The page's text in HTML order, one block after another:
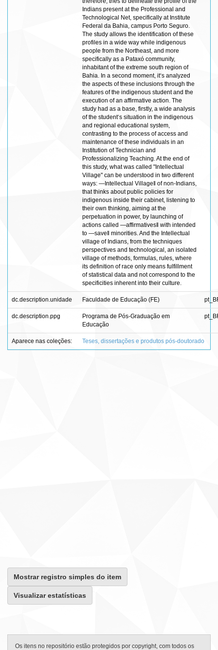
Indians present at the Professional and
Technological Net, specifically at Institute
Federal da Bahia, campus Porto Seguro.
The study allows the identification of these
profiles in a wide way while indigenous
people from the Northeast, and more
specifically as a Pataxó community,
inhabitant of the extreme south region of
Bahia. In a second moment, it‘s analyzed
the aspects of these inclusions through the
features of the indigenous student and the
execution of an affirmative action. The
study had as a base, firstly, a wide analysis
of the student‘s situation in the indigenous
and regional educational system,
contrasting to the process of access and
maintenance of these individuals in an
Institution of Technician and
Professionalizing Teaching. At the end of
this study, what was called "Intellectual
Village" can be understood in two different
ways: ―Intellectual Village‖ of non-Indians,
that thinks about public policies for
indigenous inside their cabinet, listening to
their own thinking, aiming at the
perpetuation in power, by launching of
actions called ―affirmatives‖ with intended
to ―save‖ minorities. And the Intellectual
village of Indians, from the techniques
perspectives and technological, an isolated
village of methods, formulas, rules, where
its definition of race only means fulfillment
of statistical data and not correspond to the
specificities inherent into their culture.
dc.description.unidade Faculdade de Educação (FE)
dc.description.ppg
Programa de Pós-Graduação em
Educação
Aparece nas coleções: Teses, dissertações e produtos pós-doutorado
Mostrar registro simples do item
Visualizar estatísticas
Os itens no repositório estão protegidos por copyright, com todos os